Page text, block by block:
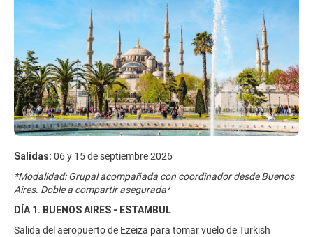
Salidas: 06 y 15 de septiembre 2026
*Modalidad: Grupal acompañada con coordinador desde Buenos
Aires. Doble a compartir asegurada*
DÍA 1. BUENOS AIRES - ESTAMBUL
Salida del aeropuerto de Ezeiza para tomar vuelo de Turkish